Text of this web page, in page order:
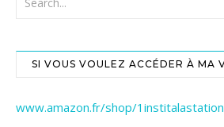
SI VOUS VOULEZ ACCÉDER À MA
www.amazon.fr/shop/1institalastation